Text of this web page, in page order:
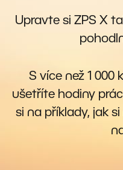
Upravte si ZPS X
S více než 1 000
ušetříte hodiny
si na příklady, jak